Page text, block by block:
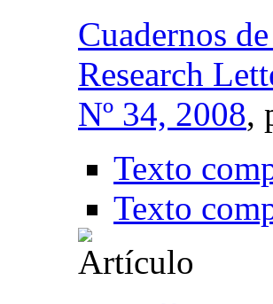
Cuadernos
Research
Nº 34, 2008,
Texto
Texto